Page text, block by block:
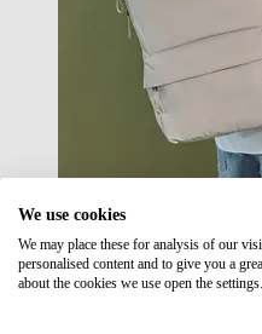
Sale
We use cookies
We may place these for analysis of our
personalised content and to give you a
about the cookies we use open the settings.